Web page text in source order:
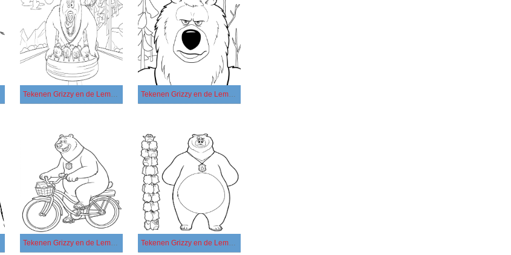
Tekenen Grizzy en de Lemmings gratis afdrukbaar simpel Tekenen Grizzy en de Lemmings gratis afdrukbaar
Tekenen Grizzy en de Lemmings gratis simpel Tekenen Grizzy en de Lemmings gratis voor kinderen